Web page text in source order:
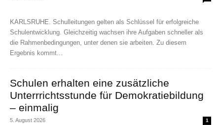
KARLSRUHE. Schulleitungen gelten als Schlüssel für erfolgreiche
Schulentwicklung. Gleichzeitig wachsen ihre Aufgaben schneller als
die Rahmenbedingungen, unter denen sie arbeiten. Zu diesem
Ergebnis kommt...
Schulen erhalten eine zusätzliche
Unterrrichtsstunde für Demokratiebildung
– einmalig
5. August 2026 1